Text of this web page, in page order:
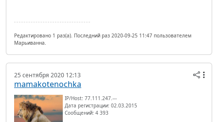
Редактировано 1 раз(а). Последний раз 2020-09-25 11:47 пользователем
Марьиванна.
25 сентября 2020 12:13
mamakotenochka
IP/Host: 77.111.247.---
Дата регистрации: 02.03.2015
Сообщений: 4 393